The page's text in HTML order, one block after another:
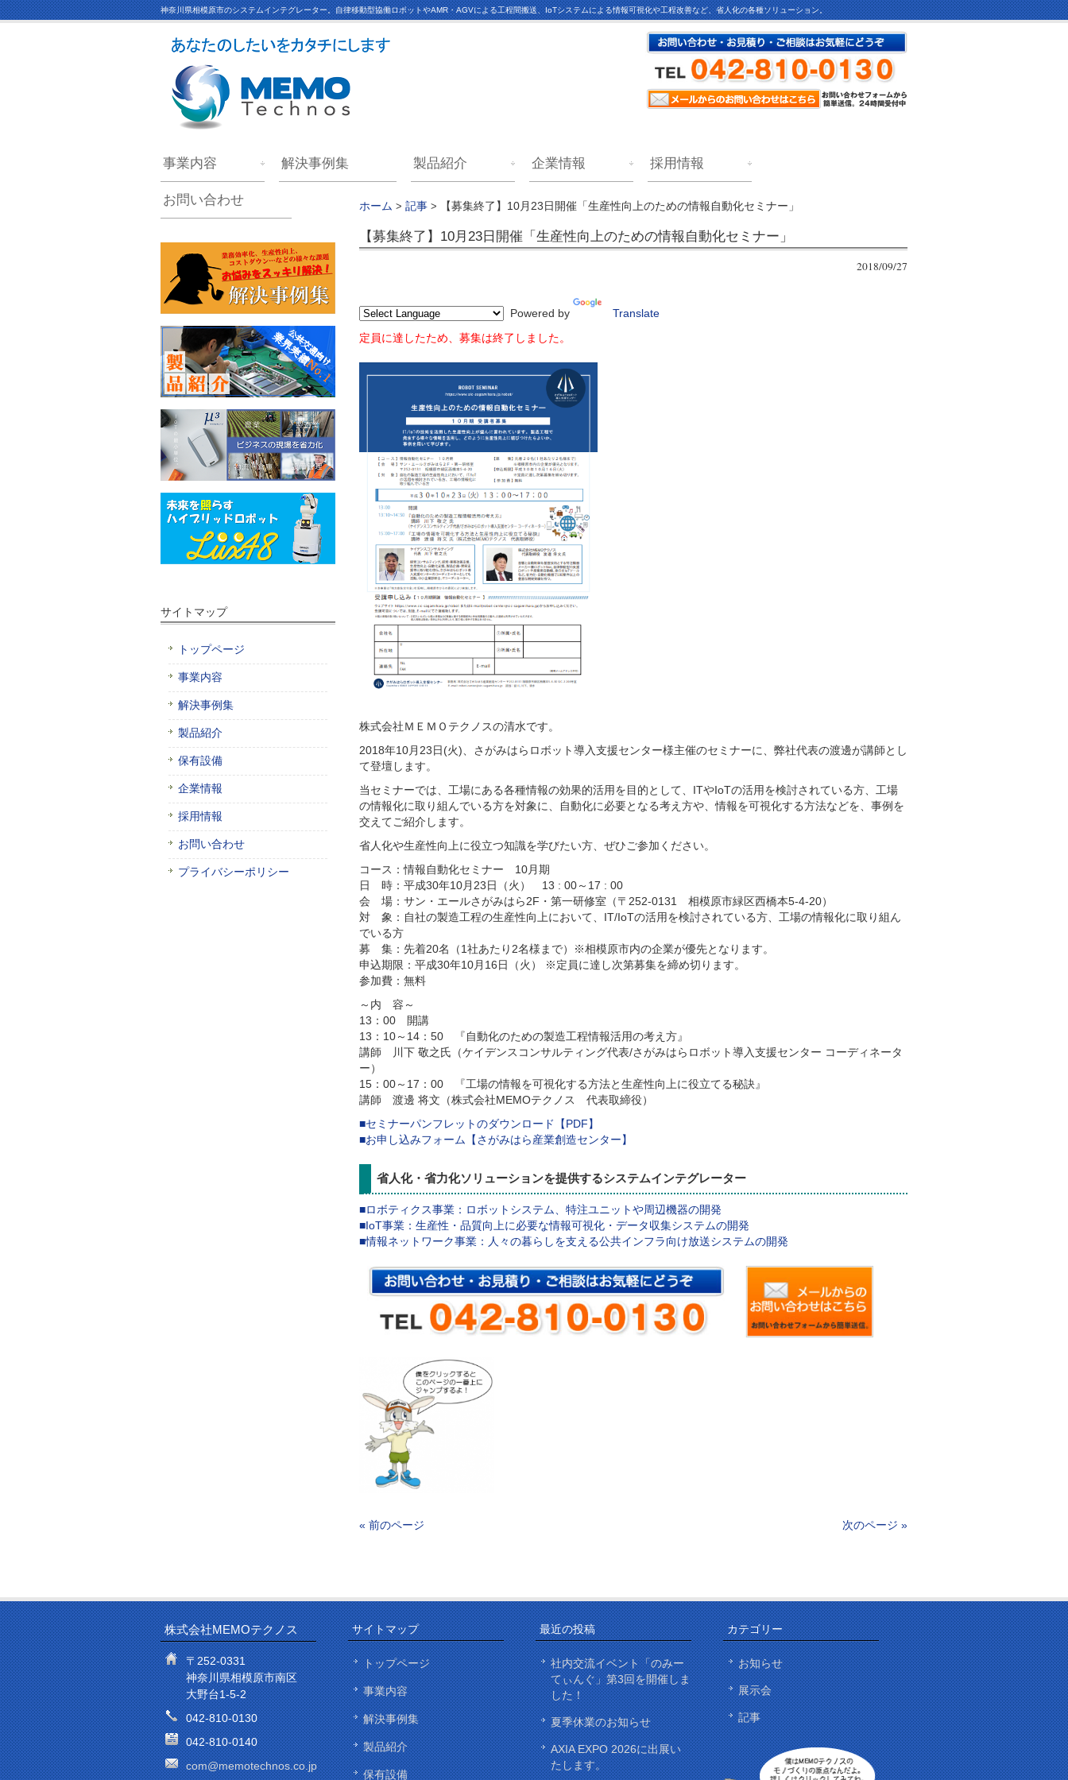
神奈川県相模原市のシステムインテグレーター。自律移動型協働ロボットやAMR・AGVによる工程間搬送、IoTシステムによる情報可視化や工程改善など、省人化の各種ソリューション。
事業内容 解決事例集 製品紹介 企業情報 採用情報
お問い合わせ ホーム > 記事 > 【募集終了】10月23日開催「生産性向上のための情報自動化セミナー」
【募集終了】10月23日開催「生産性向上のための情報自動化セミナー」
2018/09/27
Powered by
Translate
定員に達したため、募集は終了しました。
株式会社ＭＥＭＯテクノスの清水です。
2018年10月23日(火)、さがみはらロボット導入支援センター様主催のセミナーに、弊社代表の渡邊が講師とし
て登壇します。
当セミナーでは、工場にある各種情報の効果的活用を目的として、ITやIoTの活用を検討されている方、工場
の情報化に取り組んでいる方を対象に、自動化に必要となる考え方や、情報を可視化する方法などを、事例を
交えてご紹介します。
省人化や生産性向上に役立つ知識を学びたい方、ぜひご参加ください。
コース：情報自動化セミナー 10月期
日 時：平成30年10月23日（火） 13 : 00～17 : 00
会 場：サン・エールさがみはら2F・第一研修室（〒252-0131 相模原市緑区西橋本5-4-20）
対 象：自社の製造工程の生産性向上において、IT/IoTの活用を検討されている方、工場の情報化に取り組ん
でいる方
募 集：先着20名（1社あたり2名様まで）※相模原市内の企業が優先となります。
申込期限：平成30年10月16日（火） ※定員に達し次第募集を締め切ります。
参加費：無料
～内 容～
13：00 開講
13：10～14：50 『自動化のための製造工程情報活用の考え方』
講師 川下 敬之氏（ケイデンスコンサルティング代表/さがみはらロボット導入支援センター コーディネータ
ー）
15：00～17：00 『工場の情報を可視化する方法と生産性向上に役立てる秘訣』
講師 渡邊 将文（株式会社MEMOテクノス 代表取締役）
■セミナーパンフレットのダウンロード【PDF】
■お申し込みフォーム【さがみはら産業創造センター】
省人化・省力化ソリューションを提供するシステムインテグレーター
■ロボティクス事業：ロボットシステム、特注ユニットや周辺機器の開発
■IoT事業：生産性・品質向上に必要な情報可視化・データ収集システムの開発
■情報ネットワーク事業：人々の暮らしを支える公共インフラ向け放送システムの開発
« 前のページ 次のページ »
サイトマップ
トップページ
事業内容
解決事例集
製品紹介
保有設備
企業情報
採用情報
お問い合わせ
プライバシーポリシー
株式会社MEMOテクノス
〒252-0331
神奈川県相模原市南区
大野台1-5-2
042-810-0130
042-810-0140
com@memotechnos.co.jp
サイトマップ
トップページ
事業内容
解決事例集
製品紹介
保有設備
最近の投稿
社内交流イベント「のみー
てぃんぐ」第3回を開催しま
した！
夏季休業のお知らせ
AXIA EXPO 2026に出展い
たします。
カテゴリー
お知らせ
展示会
記事